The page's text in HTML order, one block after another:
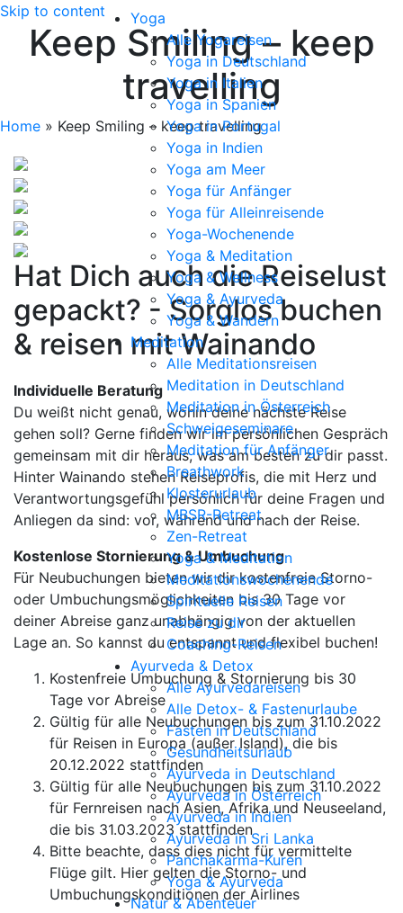
Skip to content
Yoga
Alle Yogareisen
Yoga in Deutschland
Yoga in Italien
Yoga in Spanien
Yoga in Portugal
Yoga in Indien
Yoga am Meer
Yoga für Anfänger
Yoga für Alleinreisende
Yoga-Wochenende
Yoga & Meditation
Yoga & Wellness
Yoga & Ayurveda
Yoga & Wandern
Meditation
Alle Meditationsreisen
Meditation in Deutschland
Meditation in Österreich
Schweigeseminare
Meditation für Anfänger
Breathwork
Klosterurlaub
MBSR-Retreat
Zen-Retreat
Yoga & Meditation
Meditationswochenende
Spirituelle Reisen
Reise zu dir
Coaching-Reisen
Ayurveda & Detox
Alle Ayurvedareisen
Alle Detox- & Fastenurlaube
Fasten in Deutschland
Gesundheitsurlaub
Ayurveda in Deutschland
Ayurveda in Österreich
Ayurveda in Indien
Ayurveda in Sri Lanka
Panchakarma-Kuren
Yoga & Ayurveda
Natur & Abenteuer
Keep Smiling – keep
travelling
Home » Keep Smiling – keep travelling
Hat Dich auch die Reiselust
gepackt? - Sorglos buchen
& reisen mit Wainando
Individuelle Beratung
Du weißt nicht genau, wohin deine nächste Reise
gehen soll? Gerne finden wir im persönlichen Gespräch
gemeinsam mit dir heraus, was am besten zu dir passt.
Hinter Wainando stehen Reiseprofis, die mit Herz und
Verantwortungsgefühl persönlich für deine Fragen und
Anliegen da sind: vor, während und nach der Reise.
Kostenlose Stornierung & Umbuchung
Für Neubuchungen bieten wir dir kostenfreie Storno-
oder Umbuchungsmöglichkeiten bis 30 Tage vor
deiner Abreise ganz unabhängig von der aktuellen
Lage an. So kannst du entspannt und flexibel buchen!
Kostenfreie Umbuchung & Stornierung bis 30
Tage vor Abreise
Gültig für alle Neubuchungen bis zum 31.10.2022
für Reisen in Europa (außer Island), die bis
20.12.2022 stattfinden
Gültig für alle Neubuchungen bis zum 31.10.2022
für Fernreisen nach Asien, Afrika und Neuseeland,
die bis 31.03.2023 stattfinden
Bitte beachte, dass dies nicht für vermittelte
Flüge gilt. Hier gelten die Storno- und
Umbuchungskonditionen der Airlines